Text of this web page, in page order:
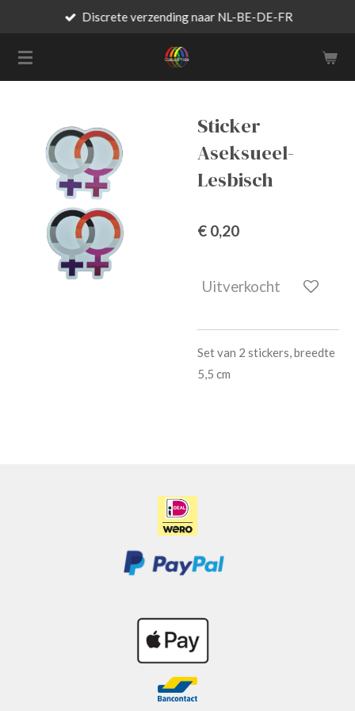
naar
de
Discrete verzending naar NL-BE-DE-FR
Sticker
Aseksueel-
Lesbisch
€ 0,20
Uitverkocht
Set van 2 stickers, breedte
5,5 cm